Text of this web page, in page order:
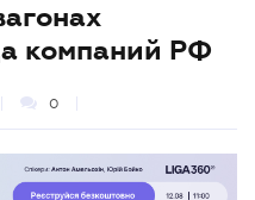
компаний РФ
0